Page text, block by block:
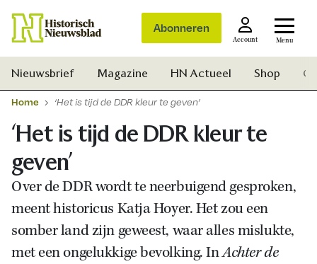
Abonneren
Account Menu
Nieuwsbrief Magazine HN Actueel Shop
Home ‘Het is tijd de DDR kleur te geven’
‘Het is tijd de DDR kleur te
geven’
Over de DDR wordt te neerbuigend gesproken,
meent historicus Katja Hoyer. Het zou een
somber land zijn geweest, waar alles mislukte,
met een ongelukkige bevolking. InAchter de